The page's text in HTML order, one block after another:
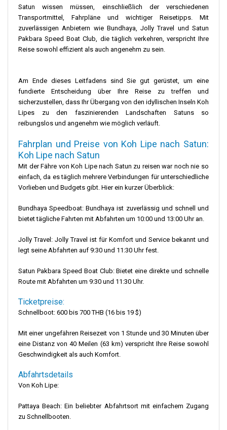
Satun wissen müssen, einschließlich der verschiedenen
Transportmittel, Fahrpläne und wichtiger Reisetipps. Mit
zuverlässigen Anbietern wie Bundhaya, Jolly Travel und Satun
Pakbara Speed ​​Boat Club, die täglich verkehren, verspricht Ihre
Reise sowohl effizient als auch angenehm zu sein.
Am Ende dieses Leitfadens sind Sie gut gerüstet, um eine
fundierte Entscheidung über Ihre Reise zu treffen und
sicherzustellen, dass Ihr Übergang von den idyllischen Inseln Koh
Lipes zu den faszinierenden Landschaften Satuns so
reibungslos und angenehm wie möglich verläuft.
Fahrplan und Preise von Koh Lipe nach Satun:
Koh Lipe nach Satun
Mit der Fähre von Koh Lipe nach Satun zu reisen war noch nie so
einfach, da es täglich mehrere Verbindungen für unterschiedliche
Vorlieben und Budgets gibt. Hier ein kurzer Überblick:
Bundhaya Speedboat: Bundhaya ist zuverlässig und schnell und
bietet tägliche Fahrten mit Abfahrten um 10:00 und 13:00 Uhr an.
Jolly Travel: Jolly Travel ist für Komfort und Service bekannt und
legt seine Abfahrten auf 9:30 und 11:30 Uhr fest.
Satun Pakbara Speed ​​Boat Club: Bietet eine direkte und schnelle
Route mit Abfahrten um 9:30 und 11:30 Uhr.
Ticketpreise:
Schnellboot: 600 bis 700 THB (16 bis 19 $)
Mit einer ungefähren Reisezeit von 1 Stunde und 30 Minuten über
eine Distanz von 40 Meilen (63 km) verspricht Ihre Reise sowohl
Geschwindigkeit als auch Komfort.
Abfahrtsdetails
Von Koh Lipe:
Pattaya Beach: Ein beliebter Abfahrtsort mit einfachem Zugang
zu Schnellbooten.